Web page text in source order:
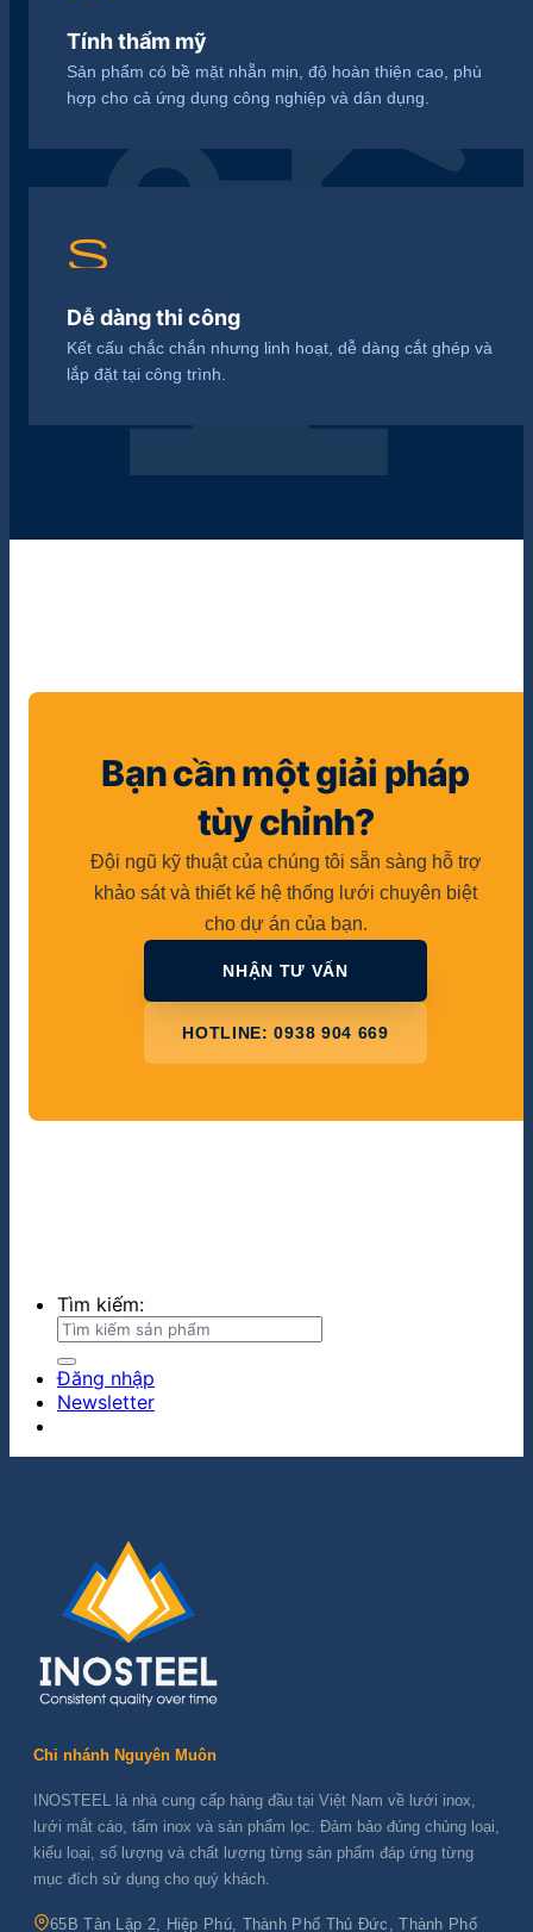
precision_manufacturing
Tính thẩm mỹ
Sản phẩm có bề mặt nhẵn mịn, độ hoàn thiện cao, phù
hợp cho cả ứng dụng công nghiệp và dân dụng.
settings
Dễ dàng thi công
Kết cấu chắc chắn nhưng linh hoạt, dễ dàng cắt ghép và
lắp đặt tại công trình.
Bạn cần một giải pháp
tùy chỉnh?
Đội ngũ kỹ thuật của chúng tôi sẵn sàng hỗ trợ
khảo sát và thiết kế hệ thống lưới chuyên biệt
cho dự án của bạn.
NHẬN TƯ VẤN
HOTLINE: 0938 904 669
Tìm kiếm:
Đăng nhập
Newsletter
Chi nhánh Nguyên Muôn
INOSTEEL là nhà cung cấp hàng đầu tại Việt Nam về lưới inox,
lưới mắt cáo, tấm inox và sản phẩm lọc. Đảm bảo đúng chủng loại,
kiểu loại, số lượng và chất lượng từng sản phẩm đáp ứng từng
mục đích sử dụng cho quý khách.
65B Tân Lập 2, Hiệp Phú, Thành Phố Thủ Đức, Thành Phố